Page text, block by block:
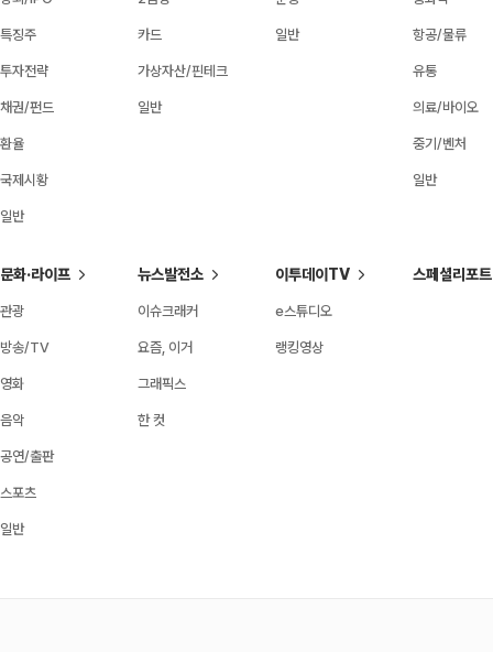
특징주
투자전략
채권/펀드
환율
국제시황
일반
카드
가상자산/핀테크
일반
일반 항공/물류
유통
의료/바이오
중기/벤처
일반
문화·라이프
관광
방송/TV
영화
음악
공연/출판
스포츠
일반
뉴스발전소
이슈크래커
요즘, 이거
그래픽스
한 컷
이투데이TV
e스튜디오
랭킹영상
스페셜리포트